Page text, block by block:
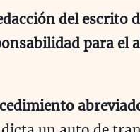
del escrito
para el